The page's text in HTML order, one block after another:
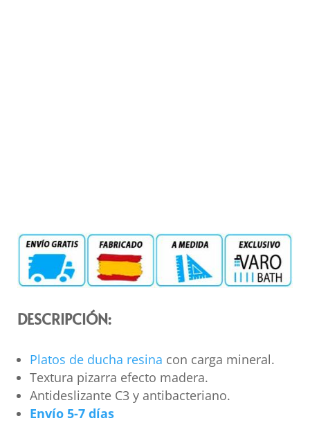
DESCRIPCIÓN:
Platos de ducha resina con carga mineral.
Textura pizarra efecto madera.
Antideslizante C3 y antibacteriano.
Envío 5-7 días